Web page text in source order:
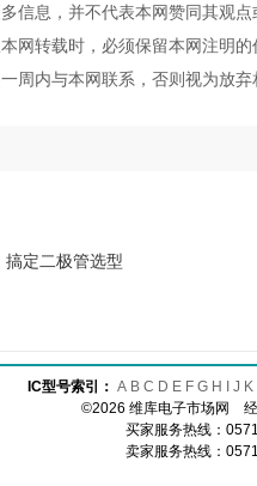
信息，并不代表本网赞同其观
网转载时，必须保留本网注明的
周内与本网联系，否则视为放弃
定二极管选型
IC型号索引： A B C D E F G H J K
©2026 维库电子市场网 经
买家服务热线：
卖家服务热线：